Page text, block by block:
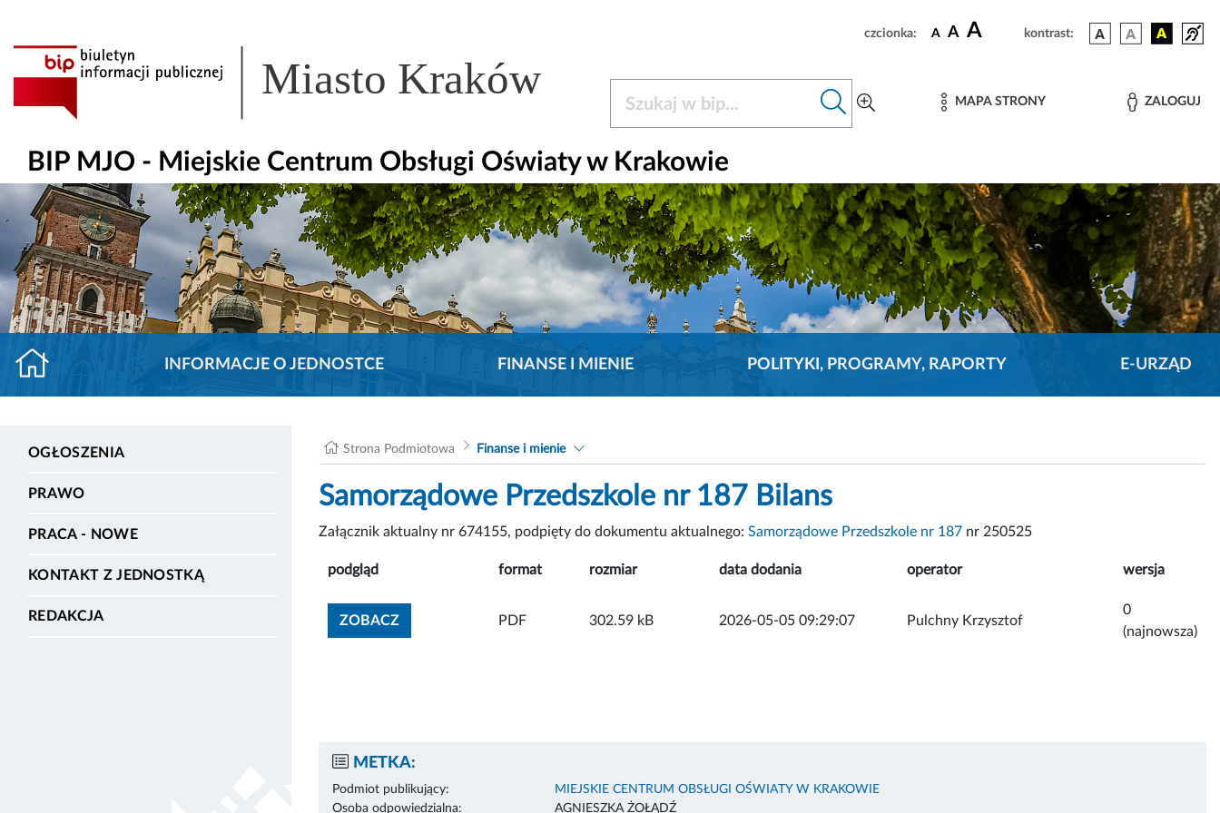
czcionka: A A A kontrast:
Miasto Kraków MAPA STRONY ZALOGUJ
BIP MJO - Miejskie Centrum Obsługi Oświaty w Krakowie
INFORMACJE O JEDNOSTCE FINANSE I MIENIE POLITYKI, PROGRAMY, RAPORTY E-URZĄD
OGŁOSZENIA
PRAWO
PRACA - NOWE
KONTAKT Z JEDNOSTKĄ
REDAKCJA
Strona Podmiotowa Finanse i mienie
Samorządowe Przedszkole nr 187 Bilans
Załącznik aktualny nr 674155, podpięty do dokumentu aktualnego: Samorządowe Przedszkole nr 187 nr 250525
podgląd format rozmiar data dodania operator wersja
ZOBACZZOBACZ ZAŁĄCZNIK
PDF 302.59 kB 2026-05-05 09:29:07 Pulchny Krzysztof
0
(najnowsza)
METKA:
Podmiot publikujący:
MIEJSKIE CENTRUM OBSŁUGI OŚWIATY W KRAKOWIE
Osoba odpowiedzialna:
AGNIESZKA ŻOŁĄDŹ